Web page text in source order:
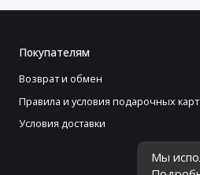
Мы
Покупателям
Возврат и обмен
Правила и условия подарочных карт
Условия доставки